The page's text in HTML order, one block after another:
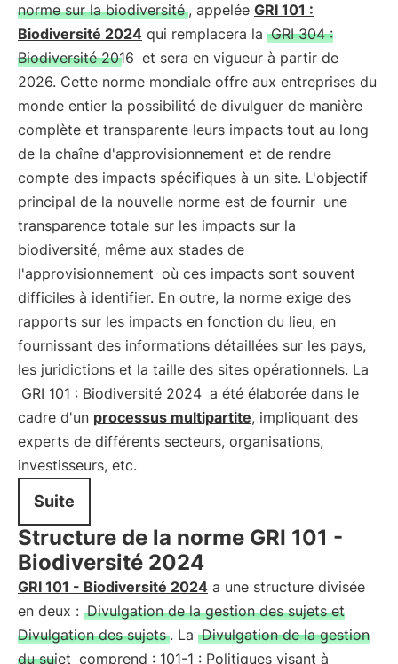
norme sur la biodiversité , appelée GRI 101 :
Biodiversité 2024 qui remplacera la GRI 304 :
Biodiversité 2016 et sera en vigueur à partir de
2026. Cette norme mondiale offre aux entreprises du
monde entier la possibilité de divulguer de manière
complète et transparente leurs impacts tout au long
de la chaîne d'approvisionnement et de rendre
compte des impacts spécifiques à un site. L'objectif
principal de la nouvelle norme est de fournir une
transparence totale sur les impacts sur la
biodiversité, même aux stades de
l'approvisionnement où ces impacts sont souvent
difficiles à identifier. En outre, la norme exige des
rapports sur les impacts en fonction du lieu, en
fournissant des informations détaillées sur les pays,
les juridictions et la taille des sites opérationnels. La
GRI 101 : Biodiversité 2024 a été élaborée dans le
cadre d'un processus multipartite, impliquant des
experts de différents secteurs, organisations,
investisseurs, etc.
Suite
Structure de la norme GRI 101 -
Biodiversité 2024
GRI 101 - Biodiversité 2024 a une structure divisée
en deux : Divulgation de la gestion des sujets et
Divulgation des sujets . La Divulgation de la gestion
du sujet comprend : 101-1 : Politiques visant à